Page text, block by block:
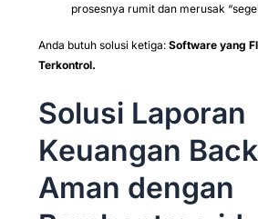
prosesnya rumit dan merusak
Anda butuh solusi ketiga: Software yang
Terkontrol.
Solusi Laporan
Keuangan
Aman dengan